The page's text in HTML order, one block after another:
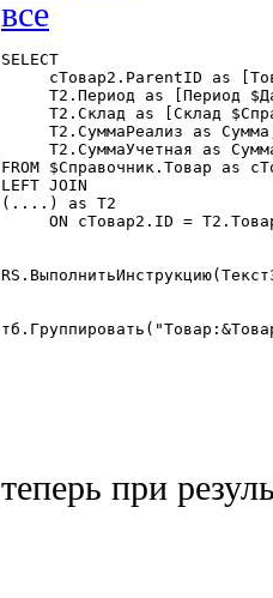
SELECT
сТовар2.ParentID as
T2.Период as [Период
T2.Склад as [Склад
T2.СуммаРеализ as
T2.СуммаУчетная as
FROM $Справочник.Товар as
LEFT JOIN
(....) as T2
ON сТовар2.ID =
теперь при